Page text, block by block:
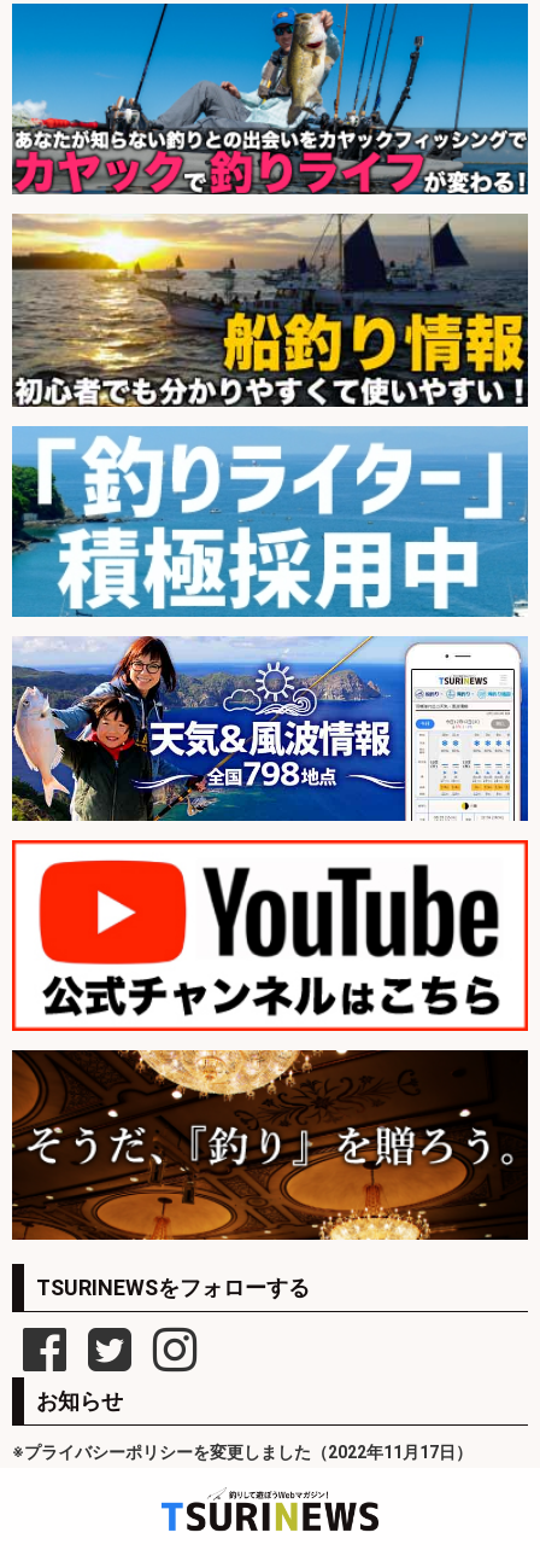
TSURINEWSをフォローする
お知らせ
※プライバシーポリシーを変更しました（2022年11月17日）